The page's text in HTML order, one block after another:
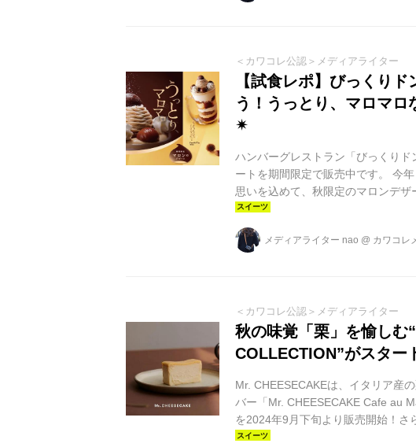
＜カワコレ公認＞メディアライター
【試食レポ】びっくり
う！うっとり、マロマ
✴︎
ハンバーグレストラン「びっくり
ートを期間限定で販売中です。 今
思いを込めて、秋限定のマロンデザ
る芳醇な特製モンブランケーキが贅
フトクリームと塩キャラメルクリ
り、上品な味わいです。 ●マロンの
メディアライター nao @ カワコレ
＜カワコレ公認＞メディアライター
秋の味覚「栗」を愉しむ
COLLECTION”がスター
Mr. CHEESECAKEは、イタリア産
バー「Mr. CHEESECAKE Cafe au
を2024年9月下旬より販売開始！さ
レーバーのカップタイプ商品「Mr.